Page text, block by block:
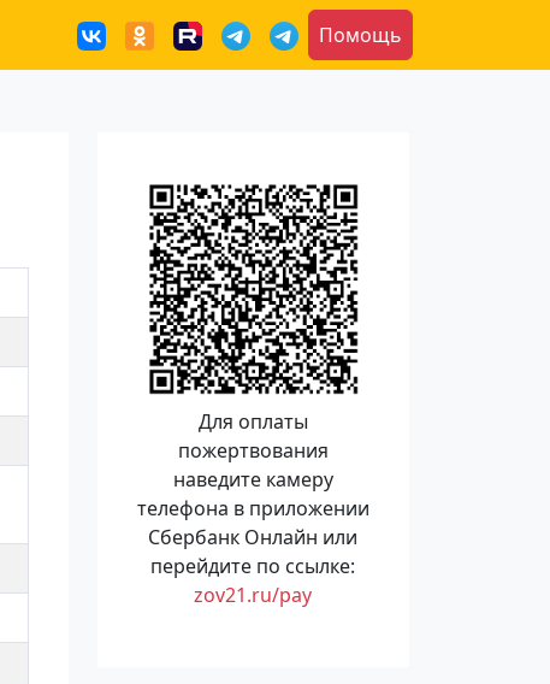
Помощь
Для оплаты
пожертвования
наведите камеру
телефона в приложении
Сбербанк Онлайн или
перейдите по ссылке:
zov21.ru/pay